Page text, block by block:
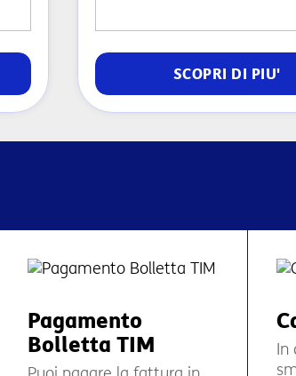
SCOPRI DI PIU'
Pagamento
Bolletta TIM
In